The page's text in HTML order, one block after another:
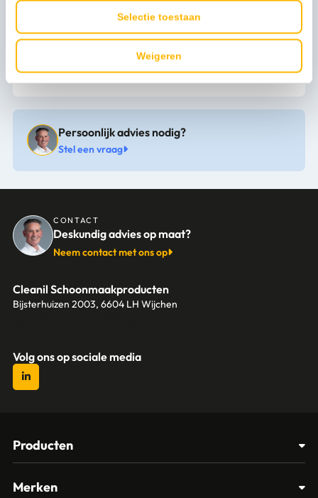
Selectie toestaan
Weigeren
550
Persoonlijk advies nodig?
Stel een vraag
CONTACT
Deskundig advies op maat?
Neem contact met ons op
Cleanil Schoonmaakproducten
Bijsterhuizen 2003, 6604 LH Wijchen
Volg ons op sociale media
Producten
Merken